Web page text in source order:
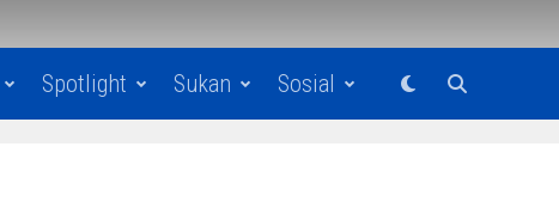
Spotlight Sukan Sosial